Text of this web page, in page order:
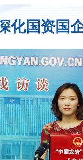
化国资国